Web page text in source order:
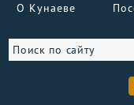
О Кунаеве